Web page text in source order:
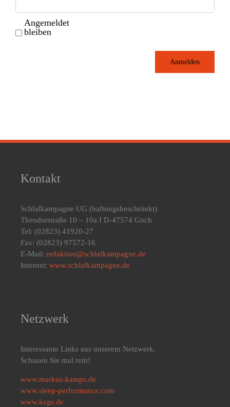
Angemeldet
bleiben
Anmelden
Kontakt
Schlafkampagne UG (haftungsbeschränkt)
Theodorstraße 10 – 10a I D-47574 Goch
Tel: (02823) 41920-27
Fax: (02823) 97572-16
E-Mail: redaktion@schlafkampagne.de
Internet: www.schlafkampagne.de
Netzwerk
Interessante Links aus unserem Netzwerk.
Schauen Sie mal rein!
www.markus-kamps.de
www.sleep-performance.com
www.kzgs.de